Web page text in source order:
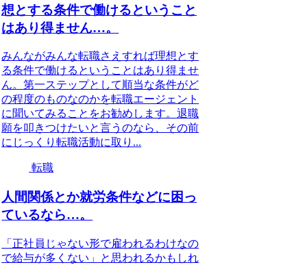
想とする条件で働けるということ
はあり得ません…。
みんながみんな転職さえすれば理想とす
る条件で働けるということはあり得ませ
ん。第一ステップとして順当な条件がど
の程度のものなのかを転職エージェント
に聞いてみることをお勧めします。退職
願を叩きつけたいと言うのなら、その前
にじっくり転職活動に取り...
転職
人間関係とか就労条件などに困っ
ているなら…。
「正社員じゃない形で雇われるわけなの
で給与が多くない」と思われるかもしれ